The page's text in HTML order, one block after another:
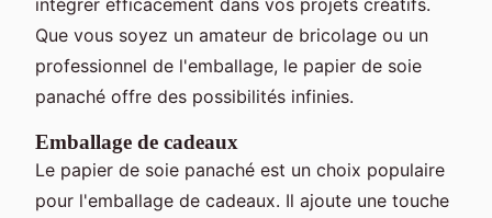
Que vous soyez un amateur de bricolage ou un
professionnel de l'emballage, le papier de soie
panaché offre des possibilités infinies.
Emballage de cadeaux
Le papier de soie panaché est un choix populaire
pour l'emballage de cadeaux. Il ajoute une touche